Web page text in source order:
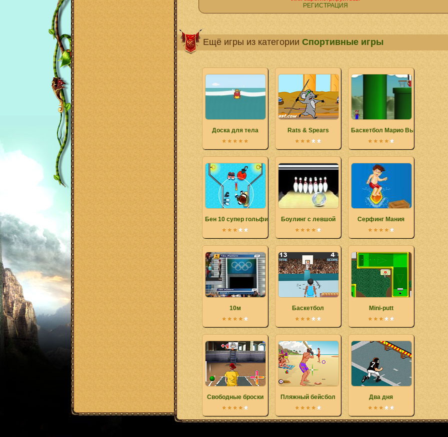
РЕГИСТРАЦИЯ
Ещё игры из категории Спортивные игры
Доска для тела Rats & Spears Баскетбол Марио Вызова
Бен 10 супер гольфист Боулинг с левшой Серфинг Мания
10м Баскетбол Mini-putt
Свободные броски Пляжный бейсбол Два дня